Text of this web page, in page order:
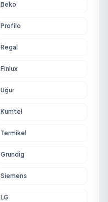
Beko
Profilo
Regal
Finlux
Uğur
Kumtel
Termikel
Grundig
Siemens
LG